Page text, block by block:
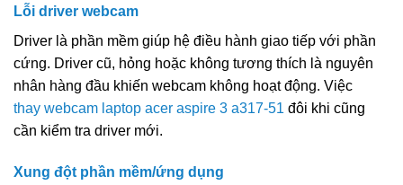
Lỗi driver webcam
Driver là phần mềm giúp hệ điều hành giao tiếp với phần
cứng. Driver cũ, hỏng hoặc không tương thích là nguyên
nhân hàng đầu khiến webcam không hoạt động. Việc
thay webcam laptop acer aspire 3 a317-51 đôi khi cũng
cần kiểm tra driver mới.
Xung đột phần mềm/ứng dụng